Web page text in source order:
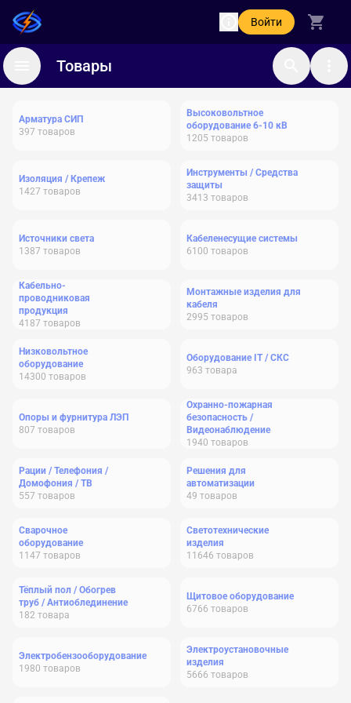
Войти
Товары
Арматура СИП
397 товаров
Высоковольтное
оборудование 6-10 кВ
1205 товаров
Изоляция / Крепеж
1427 товаров
Инструменты / Средства
защиты
3413 товаров
Источники света
1387 товаров
Кабеленесущие системы
6100 товаров
Кабельно-
проводниковая
продукция
4187 товаров
Монтажные изделия для
кабеля
2995 товаров
Низковольтное
оборудование
14300 товаров
Оборудование IT / СКС
963 товара
Опоры и фурнитура ЛЭП
807 товаров
Охранно-пожарная
безопасность /
Видеонаблюдение
1940 товаров
Рации / Телефония /
Домофония / ТВ
557 товаров
Решения для
автоматизации
49 товаров
Сварочное
оборудование
1147 товаров
Светотехнические
изделия
11646 товаров
Тёплый пол / Обогрев
труб / Антиоблединение
182 товара
Щитовое оборудование
6766 товаров
Электробензооборудование
1980 товаров
Электроустановочные
изделия
5666 товаров